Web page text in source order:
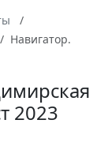
Навигатор.
2023